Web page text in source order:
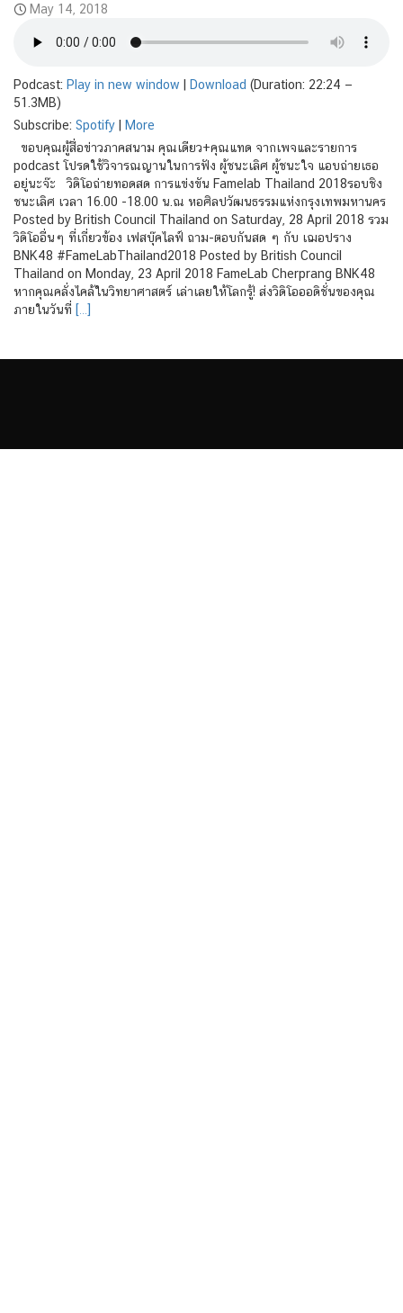
May 14, 2018
Podcast: Play in new window | Download (Duration: 22:24 —
51.3MB)
Subscribe: Spotify | More
ขอบคุณผู้สื่อข่าวภาคสนาม คุณเดียว+คุณแทด จากเพจและรายการ
podcast โปรดใช้วิจารณญานในการฟัง ผู้ชนะเลิศ ผู้ชนะใจ แอบถ่ายเธอ
อยู่นะจ๊ะ วิดิโอถ่ายทอดสด การแข่งขัน Famelab Thailand 2018รอบชิง
ชนะเลิศ เวลา 16.00 -18.00 น.ณ หอศิลปวัฒนธรรมแห่งกรุงเทพมหานคร
Posted by British Council Thailand on Saturday, 28 April 2018 รวม
วิดิโออื่นๆ ที่เกี่ยวข้อง เฟสบุ๊คไลฟ์ ถาม-ตอบกันสด ๆ กับ เฌอปราง
BNK48 #FameLabThailand2018 Posted by British Council
Thailand on Monday, 23 April 2018 FameLab Cherprang BNK48
หากคุณคลั่งไคล้ในวิทยาศาสตร์ เล่าเลยให้โลกรู้! ส่งวิดิโอออดิชั่นของคุณ
ภายในวันที่ […]